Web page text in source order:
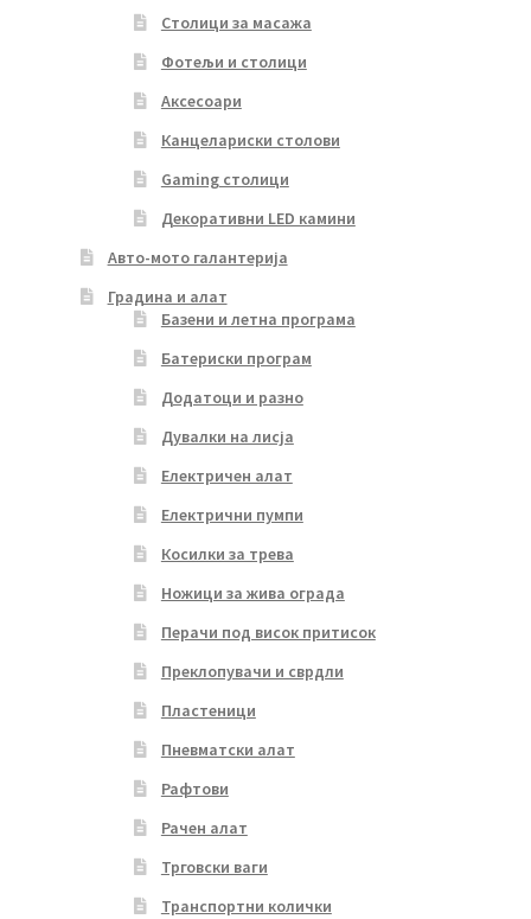
Столици за масажа
Фотељи и столици
Аксесоари
Канцелариски столови
Gaming столици
Декоративни LED камини
Авто-мото галантерија
Градина и алат
Базени и летна програма
Батериски програм
Додатоци и разно
Дувалки на лисја
Електричен алат
Електрични пумпи
Косилки за трева
Ножици за жива ограда
Перачи под висок притисок
Преклопувачи и сврдли
Пластеници
Пневматски алат
Рафтови
Рачен алат
Трговски ваги
Транспортни колички